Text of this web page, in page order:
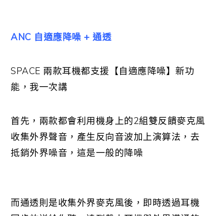
ANC 自適應降噪 + 通透
SPACE 兩款耳機都支援【自適應降噪】新功
能，我一次講
首先，兩款都會利用機身上的2組雙反饋麥克風
收集外界聲音，產生反向音波加上演算法，去
抵銷外界噪音，這是一般的降噪
而通透則是收集外界麥克風後，即時透過耳機